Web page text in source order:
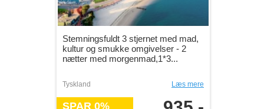
Stemningsfuldt 3 stjernet med mad,
kultur og smukke omgivelser - 2
nætter med morgenmad,1*3...
Tyskland Læs mere
SPAR 0%